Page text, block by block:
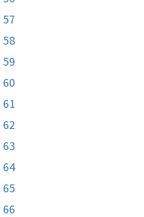
57
58
59
60
61
62
63
64
65
66